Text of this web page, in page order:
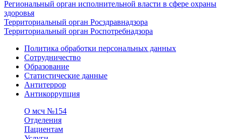
Региональный орган исполнительной власти в сфере охраны
здоровья
Территориальный орган Росздравнадзора
Территориальный орган Роспотребнадзора
Политика обработки персональных данных
Сотрудничество
Образование
Статистические данные
Антитеррор
Антикоррупция
О мсч №154
Отделения
Пациентам